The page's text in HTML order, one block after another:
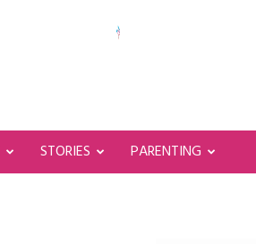
STORIES PARENTING